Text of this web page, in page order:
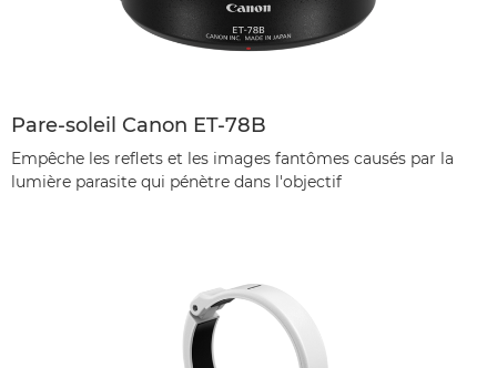
Pare-soleil Canon ET-78B
Empêche les reflets et les images fantômes causés par la
lumière parasite qui pénètre dans l'objectif